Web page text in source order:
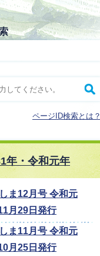
ページID検索とは？
年・令和元年
ま12月号 令和元
月29日発行
ま11月号 令和元
月25日発行